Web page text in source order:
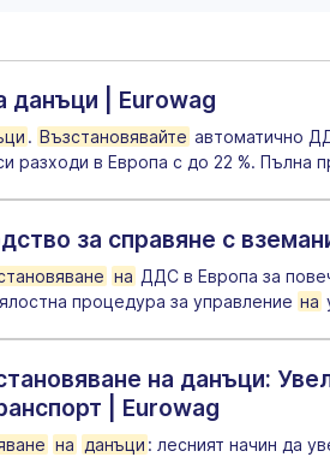
данъци | Eurowag
. Възстановявайте автоматично
разходи в Европа с до 22 %. Пълна
за справяне с
на ДДС в Европа за
процедура за управление на
на данъци:
| Eurowag
на данъци : лесният начин да